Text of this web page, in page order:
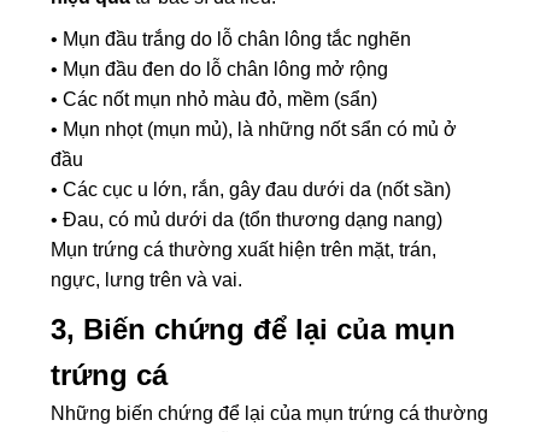
• Mụn đầu trắng do lỗ chân lông tắc nghẽn
• Mụn đầu đen do lỗ chân lông mở rộng
• Các nốt mụn nhỏ màu đỏ, mềm (sẩn)
• Mụn nhọt (mụn mủ), là những nốt sẩn có mủ ở
đầu
• Các cục u lớn, rắn, gây đau dưới da (nốt sần)
• Đau, có mủ dưới da (tổn thương dạng nang)
Mụn trứng cá thường xuất hiện trên mặt, trán,
ngực, lưng trên và vai.
3, Biến chứng để lại của mụn
trứng cá
Những biến chứng để lại của mụn trứng cá thường